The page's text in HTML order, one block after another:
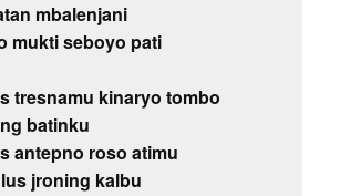
mbalenjani
mukti seboyo pati
tresnamu kinaryo tombo
batinku
antepno roso atimu
jroning kalbu